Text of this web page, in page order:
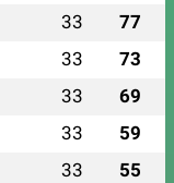
33 77
33 73
33 69
33 59
33 55